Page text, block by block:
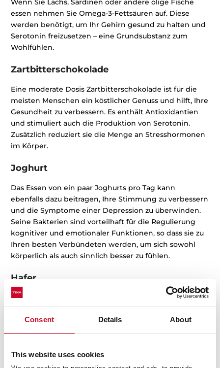
Consent Details About
This website uses cookies
Wenn Sie Lachs, Sardinen oder andere ölige Fische
essen nehmen Sie Omega-3-Fettsäuren auf. Diese
werden benötigt, um Ihr Gehirn gesund zu halten und
Serotonin freizusetzen – eine Grundsubstanz zum
Wohlfühlen.
Zartbitterschokolade
Eine moderate Dosis Zartbitterschokolade ist für die
meisten Menschen ein köstlicher Genuss und hilft, Ihre
Gesundheit zu verbessern. Es enthält Antioxidantien
und stimuliert auch die Produktion von Serotonin.
Zusätzlich reduziert sie die Menge an Stresshormonen
im Körper.
Joghurt
Das Essen von ein paar Joghurts pro Tag kann
ebenfalls dazu beitragen, Ihre Stimmung zu verbessern
und die Symptome einer Depression zu überwinden.
Seine Bakterien sind vorteilhaft für die Regulierung
kognitiver und emotionaler Funktionen, so dass sie zu
Ihren besten Verbündeten werden, um sich sowohl
körperlich als auch sinnlich besser zu fühlen.
Hafer
Es besteht kein Zweifel, dass es sich um eines der
vollständigsten Cerealien handelt, die Sie in Ihrer
Speisekammer haben können. Neben seinen
wohltuenden Eigenschaften für die Verdauung und
Folsäure und Vitamine, die den Energieverlust des
Körpers verhindern.